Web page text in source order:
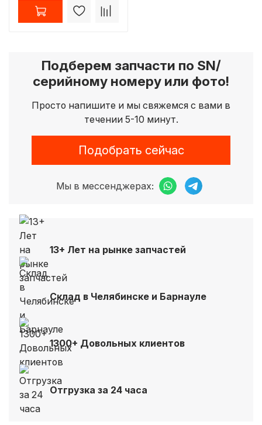
Подберем запчасти по SN/
серийному номеру или фото!
Просто напишите и мы свяжемся с вами в
течении 5-10 минут.
Подобрать сейчас
Мы в мессенджерах:
13+ Лет на рынке запчастей
Склад в Челябинске и Барнауле
1300+ Довольных клиентов
Отгрузка за 24 часа